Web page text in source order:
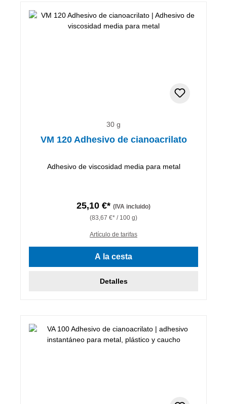
30 g
VM 120 Adhesivo de cianoacrilato
Adhesivo de viscosidad media para metal
25,10 €* (IVA incluido)
(83,67 €* / 100 g)
Artículo de tarifas
A la cesta
Detalles